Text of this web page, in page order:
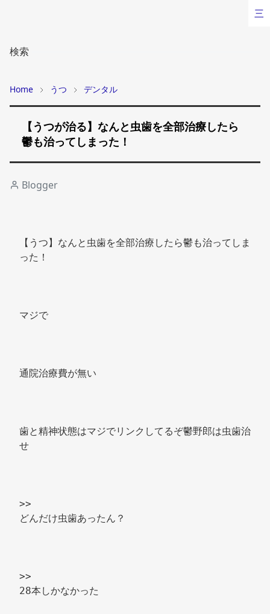
検索
Home うつ デンタル
【うつが治る】なんと虫歯を全部治療したら
鬱も治ってしまった！
Blogger
【うつ】なんと虫歯を全部治療したら鬱も治ってしま
った！
マジで
通院治療費が無い
歯と精神状態はマジでリンクしてるぞ鬱野郎は虫歯治
せ
>>
どんだけ虫歯あったん？
>>
28本しかなかった
三